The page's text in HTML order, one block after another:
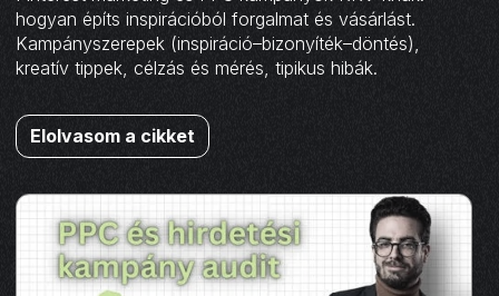
hogyan építs inspirációból forgalmat és vásárlást.
Kampányszerepek (inspiráció–bizonyíték–döntés),
kreatív tippek, célzás és mérés, tipikus hibák.
Elolvasom a cikket